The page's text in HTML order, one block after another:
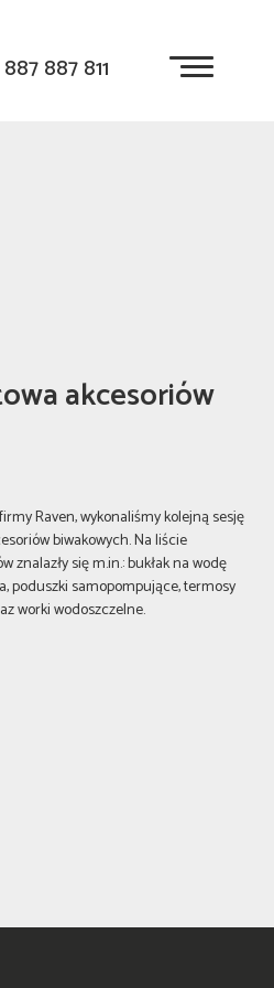
887 811
akcesoriów
Raven, wykonaliśmy kolejną sesję
biwakowych. Na liście
się m.in.: bukłak na wodę
poduszki samopompujące, termosy
worki wodoszczelne.